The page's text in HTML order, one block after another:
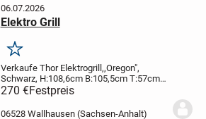
06.07.2026
Elektro Grill
Merken
Verkaufe Thor Elektrogrill,,Oregon",
Schwarz, H:108,6cm B:105,5cm T:57cm
mit Rollwagen, mit Abdeckhaube,
aufgebaut siehe Bild für 270€,der Grill
steht bei meiner Mutter. 06528 in
270 €Festpreis
06528 Wallhausen (Sachsen-Anhalt)